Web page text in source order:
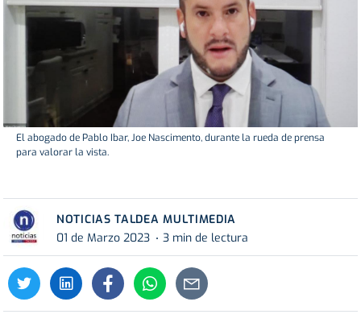
El abogado de Pablo Ibar, Joe Nascimento, durante la rueda de prensa
para valorar la vista.
NOTICIAS TALDEA MULTIMEDIA
01 de Marzo 2023
3 min de lectura